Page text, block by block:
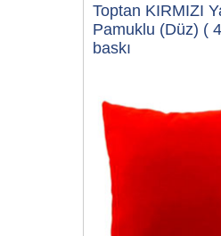
Toptan KIRMIZI
Pamuklu (Düz) (
baskı